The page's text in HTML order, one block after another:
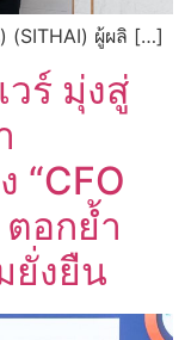
(SITHAI) ผู้ผลิ […]
ร์ มุ่งสู่
“CFO
ตอกย้ำ
ยั่งยืน